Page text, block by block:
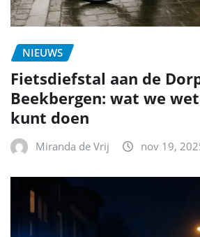
NIEUWS
Fietsdiefstal aan de
Beekbergen: wat we
kunt doen
Miranda de Vrij nov 19,